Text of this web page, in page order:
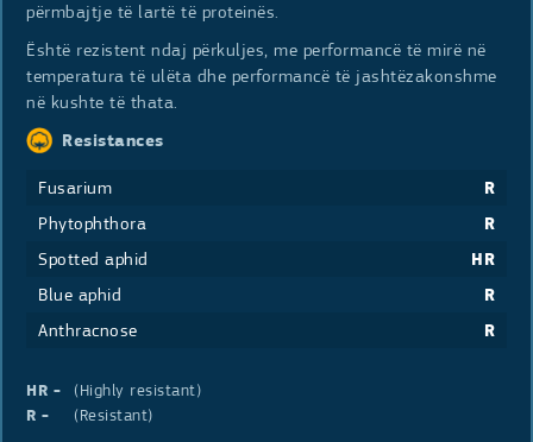
përmbajtje të lartë të proteinës.
Është rezistent ndaj përkuljes, me performancë të mirë në
temperatura të ulëta dhe performancë të jashtëzakonshme
në kushte të thata.
Resistances
Fusarium
R
Phytophthora
R
Spotted aphid
HR
Blue aphid
R
Anthracnose
R
HR (Highly resistant)
R (Resistant)